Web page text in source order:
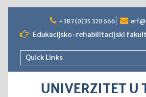
content
+387 (0)35 320 666
Edukacijsko-rehabilitacijski
Quick Links
UNIVERZITET U